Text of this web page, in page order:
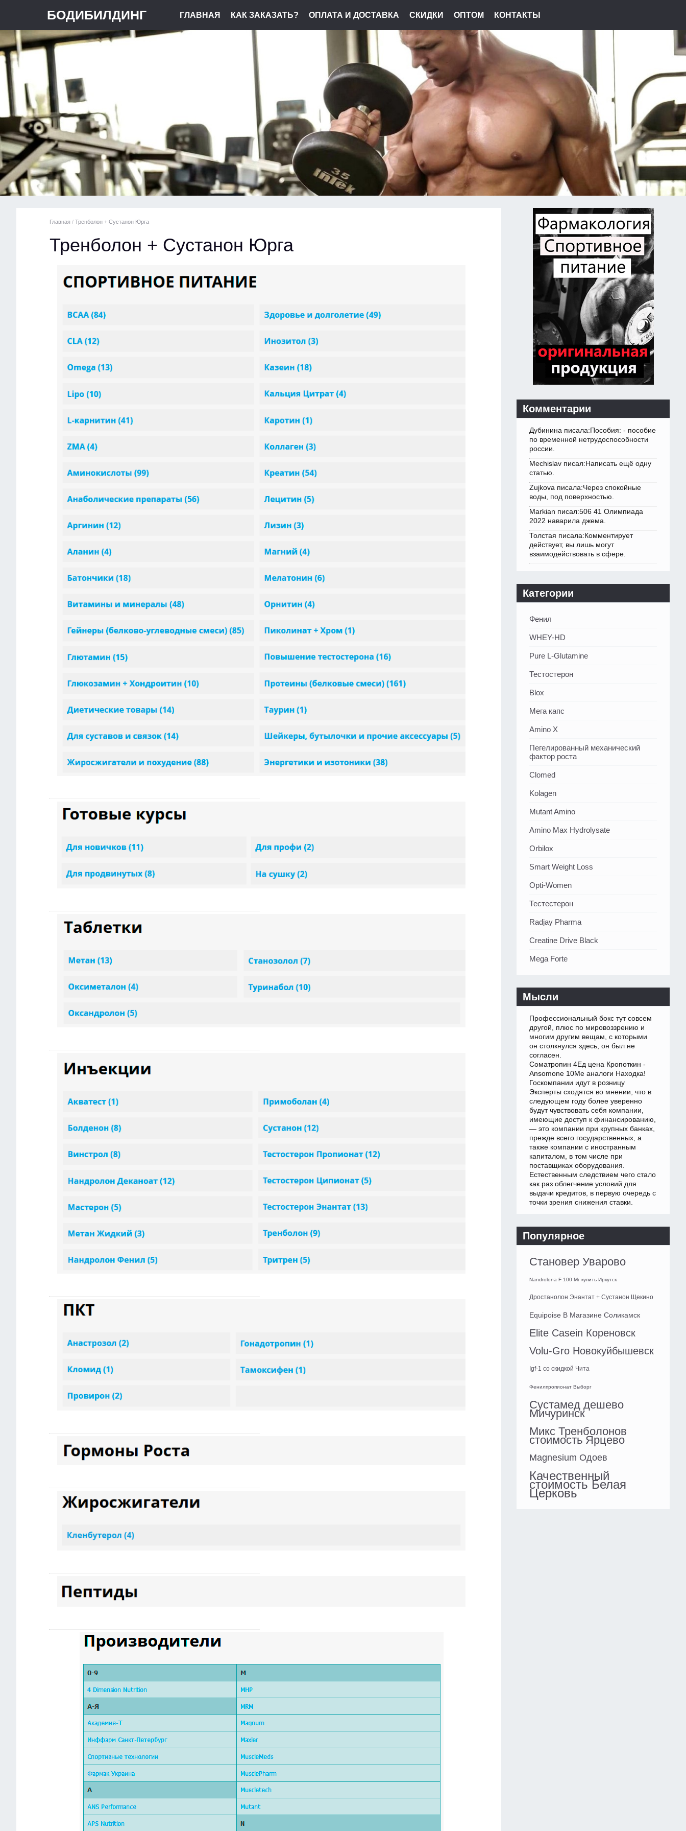
БОДИБИЛДИНГ ГЛАВНАЯ КАК ЗАКАЗАТЬ? ОПЛАТА И ДОСТАВКА СКИДКИ ОПТОМ КОНТАКТЫ
Главная / Тренболон + Сустанон Юрга
Тренболон + Сустанон Юрга
Комментарии
Дубинина писала:Пособия: - пособие
по временной нетрудоспособности
россии.
Mechislav писал:Написать ещё одну
статью.
Zujkova писала:Через спокойные
воды, под поверхностью.
Markian писал:506 41 Олимпиада
2022 наварила джема.
Толстая писала:Комментирует
действует, вы лишь могут
взаимодействовать в сфере.
Категории
Фенил
WHEY-HD
Pure L-Glutamine
Тестостерон
Blox
Мега капс
Amino X
Пегелированный механический
фактор роста
Clomed
Kolagen
Mutant Amino
Amino Max Hydrolysate
Orbilox
Smart Weight Loss
Opti-Women
Тестестерон
Radjay Pharma
Creatine Drive Black
Mega Forte
Мысли
Профессиональный бокс тут совсем
другой, плюс по мировоззрению и
многим другим вещам, с которыми
он столкнулся здесь, он был не
согласен.
Cоматропин 4Ед цена Кропоткин -
Ansomone 10Me аналоги Находка!
Госкомпании идут в розницу
Эксперты сходятся во мнении, что в
следующем году более уверенно
будут чувствовать себя компании,
имеющие доступ к финансированию,
— это компании при крупных банках,
прежде всего государственных, а
также компании с иностранным
капиталом, в том числе при
поставщиках оборудования.
Естественным следствием чего стало
как раз облегчение условий для
выдачи кредитов, в первую очередь с
точки зрения снижения ставки.
Популярное
Становер Уварово
Nandrolona F 100 Мг купить Иркутск
Дростанолон Энантат + Сустанон Щекино
Equipoise В Магазине Соликамск
Elite Casein Кореновск
Volu-Gro Новокуйбышевск
Igf-1 со скидкой Чита
Фенилпропионат Выборг
Сустамед дешево
Мичуринск
Микс Тренболонов
стоимость Ярцево
Magnesium Одоев
Качественный
стоимость Белая
Церковь